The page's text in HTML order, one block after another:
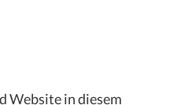
Website in diesem